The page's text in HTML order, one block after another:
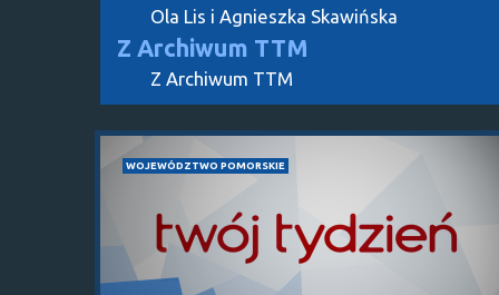
Ola Lis i Agnieszka Skawińska
Z Archiwum TTM
Z Archiwum TTM
WOJEWÓDZTWO POMORSKIE